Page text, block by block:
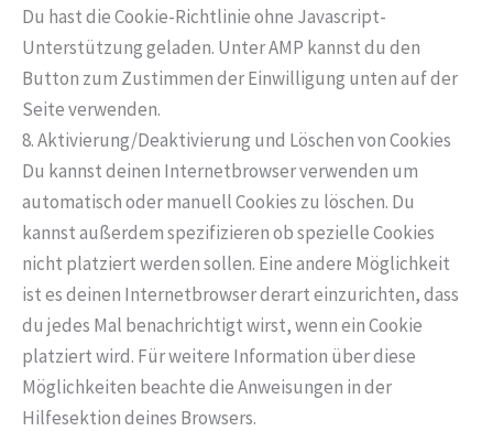
Du hast die Cookie-Richtlinie ohne Javascript-
Unterstützung geladen. Unter AMP kannst du den
Button zum Zustimmen der Einwilligung unten auf der
Seite verwenden.
8. Aktivierung/Deaktivierung und Löschen von Cookies
Du kannst deinen Internetbrowser verwenden um
automatisch oder manuell Cookies zu löschen. Du
kannst außerdem spezifizieren ob spezielle Cookies
nicht platziert werden sollen. Eine andere Möglichkeit
ist es deinen Internetbrowser derart einzurichten, dass
du jedes Mal benachrichtigt wirst, wenn ein Cookie
platziert wird. Für weitere Information über diese
Möglichkeiten beachte die Anweisungen in der
Hilfesektion deines Browsers.